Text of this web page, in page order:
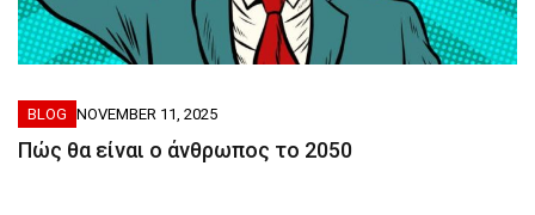
BLOG NOVEMBER 11, 2025
Πώς θα είναι ο άνθρωπος το 2050